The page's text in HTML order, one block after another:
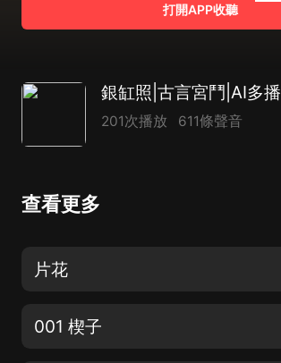
打開APP收聽
銀缸照|古言宮鬥|AI多播
201次播放 611條聲音
查看更多
片花
001 楔子